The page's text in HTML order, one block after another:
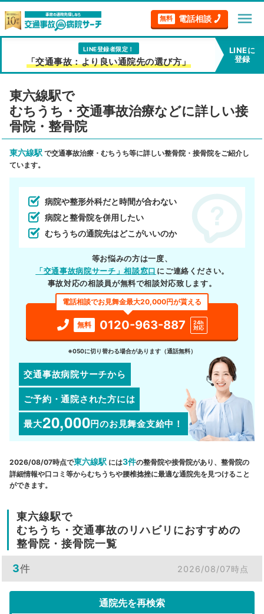
無料 電話相談 menu
LINE登録者限定！
「交通事故：より良い通院先の選び方」
LINEに
登録
東六線駅で
むちうち・交通事故治療などに詳しい接
骨院・整骨院
東六線駅 で交通事故治療・むちうち等に詳しい整骨院・接骨院をご紹介し
ています。
病院や整形外科だと時間が合わない
病院と整骨院を併用したい
むちうちの通院先はどこがいいのか
等お悩みの方は一度、
「交通事故病院サーチ」相談窓口 にご連絡ください。
事故対応の相談員が無料で相談対応致します。
電話相談でお見舞金最大20,000円が貰える
無料 0120-963-887
24h
対応
※050に切り替わる場合があります（通話無料）
交通事故病院サーチから
ご予約・通院された方には
最大20,000円のお見舞金支給中！
2026/08/07時点で東六線駅 には3件の整骨院や接骨院があり、整骨院の
詳細情報や口コミ等からむちうちや腰椎捻挫に最適な通院先を見つけること
ができます。
東六線駅で
むちうち・交通事故のリハビリにおすすめの
整骨院・接骨院一覧
3件 2026/08/07時点
通院先を再検索